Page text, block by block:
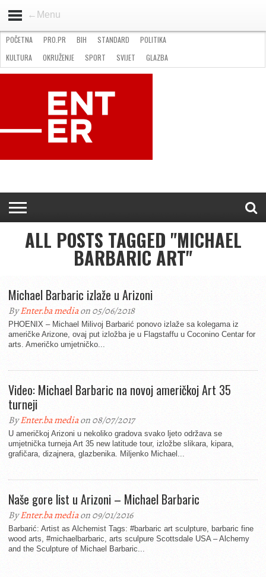
←Menu
STANDARD
GOSPODARSTVO
OKRUŽENJE
POČETNA PRO.PR BIH STANDARD
POLITIKA
KULTURA
OKRUŽENJE SPORT SVIJET
GLAZBA
NATJEČAJI
FILMING LOCATION IN BH KONTAKT
ALL POSTS TAGGED "MICHAEL
BARBARIC ART"
Michael Barbaric izlaže u Arizoni
ByEnter.ba mediaon 05/06/2018
PHOENIX – Michael Milivoj Barbarić ponovo izlaže sa kolegama iz
američke Arizone, ovaj put izložba je u Flagstaffu u Coconino Centar for
arts. Američko umjetničko...
Video: Michael Barbaric na novoj američkoj Art 35
turneji
ByEnter.ba mediaon 08/07/2017
U američkoj Arizoni u nekoliko gradova svako ljeto održava se
umjetnička turneja Art 35 new latitude tour, izložbe slikara, kipara,
grafičara, dizajnera, glazbenika. Miljenko Michael...
Naše gore list u Arizoni – Michael Barbaric
ByEnter.ba mediaon 09/01/2016
Barbarić: Artist as Alchemist Tags: #barbaric art sculpture, barbaric fine
wood arts, #michaelbarbaric, arts sculpure Scottsdale USA – Alchemy
and the Sculpture of Michael Barbaric...